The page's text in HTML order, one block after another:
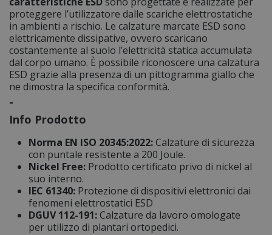
proteggere l’utilizzatore dalle scariche elettrostatiche
in ambienti a rischio. Le calzature marcate ESD sono
elettricamente dissipative, ovvero scaricano
costantemente al suolo l’elettricità statica accumulata
dal corpo umano. È possibile riconoscere una calzatura
ESD grazie alla presenza di un pittogramma giallo che
ne dimostra la specifica conformità.
-
Info Prodotto
Norma EN ISO 20345:2022:Calzature di sicurezza
con puntale resistente a 200 Joule.
Nickel Free: Prodotto certificato privo di nickel al
suo interno.
IEC 61340: Protezione di dispositivi elettronici dai
fenomeni elettrostatici ESD
DGUV 112-191:Calzature da lavoro omologate
per utilizzo di plantari ortopedici.